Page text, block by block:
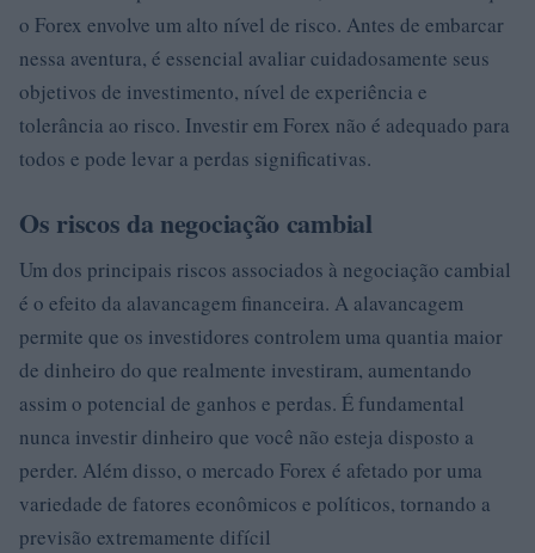
o Forex envolve um alto nível de risco. Antes de embarcar
nessa aventura, é essencial avaliar cuidadosamente seus
objetivos de investimento, nível de experiência e
tolerância ao risco. Investir em Forex não é adequado para
todos e pode levar a perdas significativas.
Os riscos da negociação cambial
Um dos principais riscos associados à negociação cambial
é o efeito da alavancagem financeira. A alavancagem
permite que os investidores controlem uma quantia maior
de dinheiro do que realmente investiram, aumentando
assim o potencial de ganhos e perdas. É fundamental
nunca investir dinheiro que você não esteja disposto a
perder. Além disso, o mercado Forex é afetado por uma
variedade de fatores econômicos e políticos, tornando a
previsão extremamente difícil